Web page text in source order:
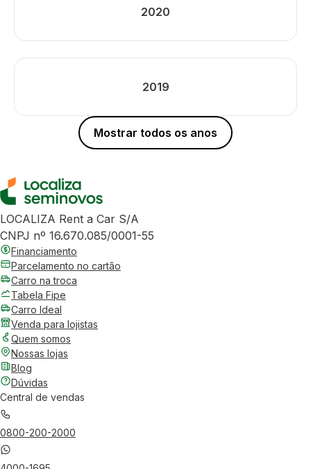
2020
2019
Mostrar todos os anos
LOCALIZA Rent a Car S/A
CNPJ nº 16.670.085/0001-55
Financiamento
Parcelamento no cartão
Carro na troca
Tabela Fipe
Carro Ideal
Venda para lojistas
Quem somos
Nossas lojas
Blog
Dúvidas
Central de vendas
0800-200-2000